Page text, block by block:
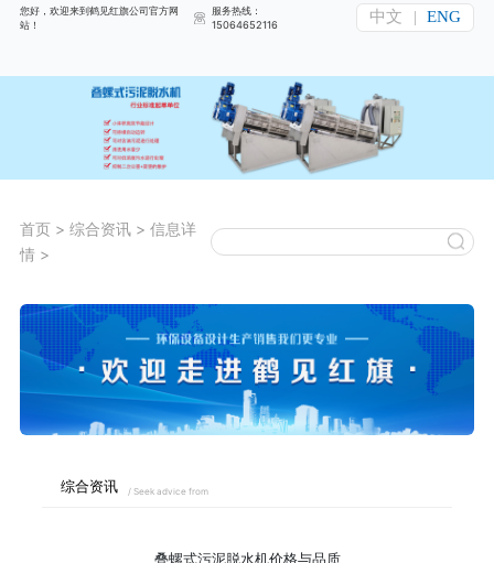
您好，欢迎来到鹤见红旗公司官方网
站！
服务热线：
15064652116
中文 | ENG
首页> 综合资讯> 信息详
情>
综合资讯 / Seek advice from
叠螺式污泥脱水机价格与品质